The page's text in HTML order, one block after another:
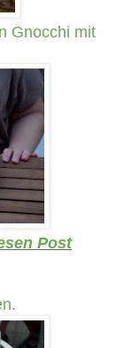
Gnocchi mit
Post